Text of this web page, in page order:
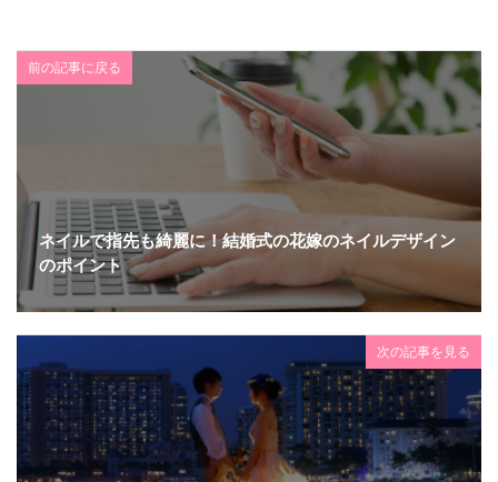
前の記事に戻る
ネイルで指先も綺麗に！結婚式の花嫁のネイルデザイン
のポイント
次の記事を見る